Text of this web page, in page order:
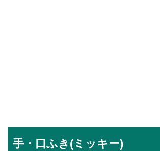
手・口ふき(ミッキー)